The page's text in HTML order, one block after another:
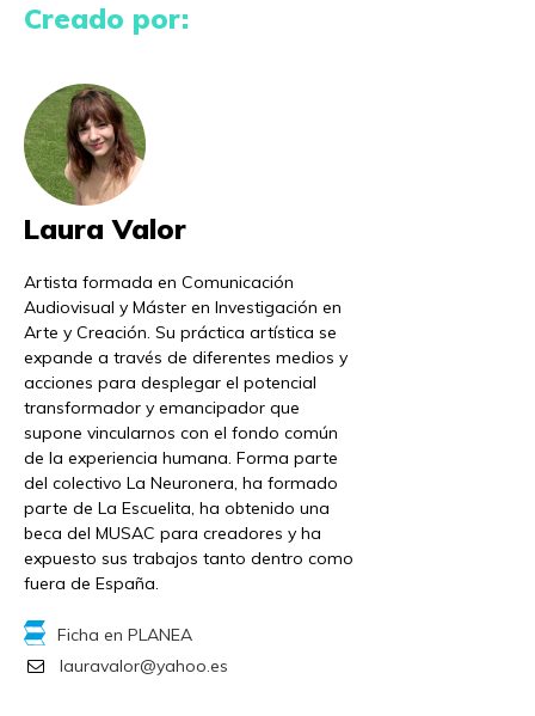
Creado por:
Laura Valor
Artista formada en Comunicación
Audiovisual y Máster en Investigación en
Arte y Creación. Su práctica artística se
expande a través de diferentes medios y
acciones para desplegar el potencial
transformador y emancipador que
supone vincularnos con el fondo común
de la experiencia humana. Forma parte
del colectivo La Neuronera, ha formado
parte de La Escuelita, ha obtenido una
beca del MUSAC para creadores y ha
expuesto sus trabajos tanto dentro como
fuera de España.
Ficha en PLANEA
lauravalor@yahoo.es